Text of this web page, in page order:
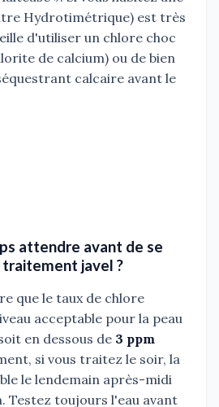
Hydrotimétrique) est très
d'utiliser un chlore choc
de calcium) ou de bien
calcaire avant le
attendre avant de se
traitement javel ?
que le taux de chlore
acceptable pour la peau
en dessous de 3 ppm
si vous traitez le soir, la
le lendemain après-midi
Testez toujours l'eau avant